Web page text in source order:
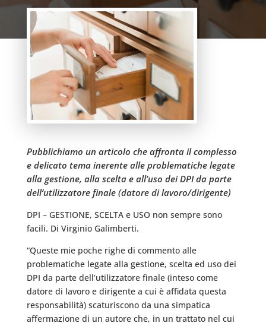
Pubblichiamo un articolo che affronta il complesso
e delicato tema inerente alle problematiche legate
alla gestione, alla scelta e all’uso dei DPI da parte
dell’utilizzatore finale (datore di lavoro/dirigente)
DPI – GESTIONE, SCELTA e USO non sempre sono
facili. Di Virginio Galimberti.
“Queste mie poche righe di commento alle
problematiche legate alla gestione, scelta ed uso dei
DPI da parte dell’utilizzatore finale (inteso come
datore di lavoro e dirigente a cui è affidata questa
responsabilità) scaturiscono da una simpatica
affermazione di un autore che, in un trattato nel cui